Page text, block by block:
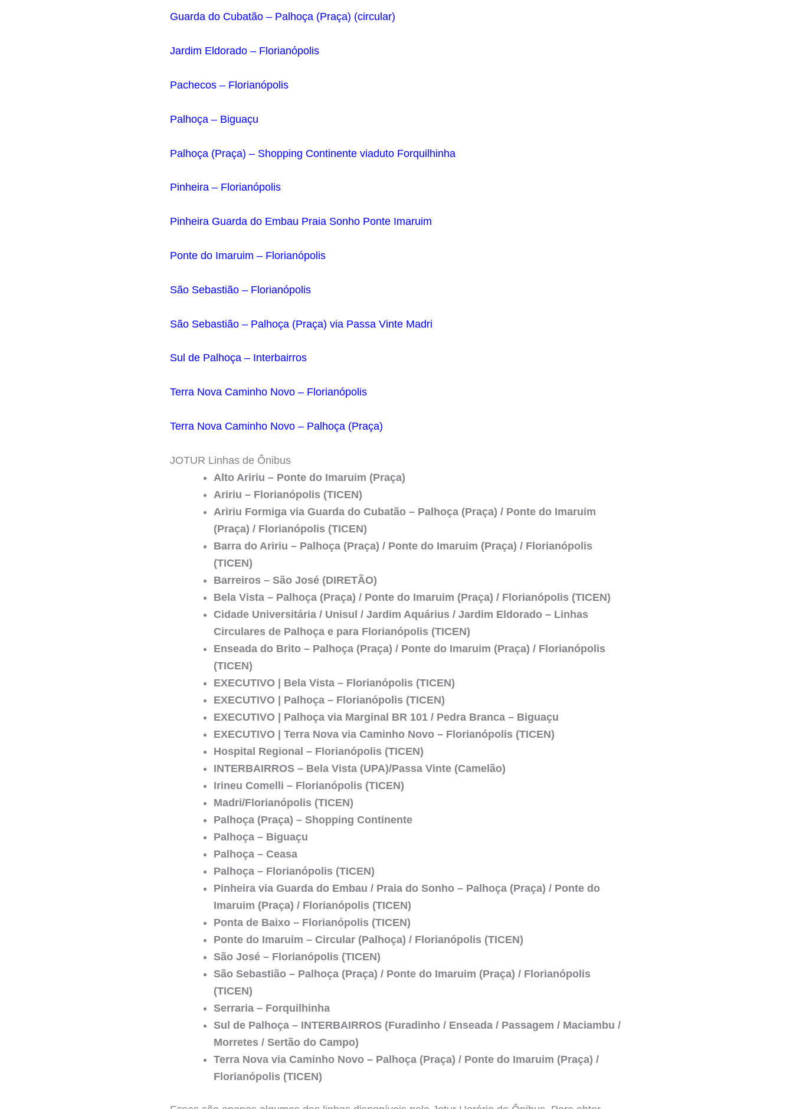
Guarda do Cubatão – Palhoça (Praça) (circular)
Jardim Eldorado – Florianópolis
Pachecos – Florianópolis
Palhoça – Biguaçu
Palhoça (Praça) – Shopping Continente viaduto Forquilhinha
Pinheira – Florianópolis
Pinheira Guarda do Embau Praia Sonho Ponte Imaruim
Ponte do Imaruim – Florianópolis
São Sebastião – Florianópolis
São Sebastião – Palhoça (Praça) via Passa Vinte Madri
Sul de Palhoça – Interbairros
Terra Nova Caminho Novo – Florianópolis
Terra Nova Caminho Novo – Palhoça (Praça)
JOTUR Linhas de Ônibus
Alto Aririu – Ponte do Imaruim (Praça)
Aririu – Florianópolis (TICEN)
Aririu Formiga via Guarda do Cubatão – Palhoça (Praça) / Ponte do Imaruim
(Praça) / Florianópolis (TICEN)
Barra do Aririu – Palhoça (Praça) / Ponte do Imaruim (Praça) / Florianópolis
(TICEN)
Barreiros – São José (DIRETÃO)
Bela Vista – Palhoça (Praça) / Ponte do Imaruim (Praça) / Florianópolis (TICEN)
Cidade Universitária / Unisul / Jardim Aquárius / Jardim Eldorado – Linhas
Circulares de Palhoça e para Florianópolis (TICEN)
Enseada do Brito – Palhoça (Praça) / Ponte do Imaruim (Praça) / Florianópolis
(TICEN)
EXECUTIVO | Bela Vista – Florianópolis (TICEN)
EXECUTIVO | Palhoça – Florianópolis (TICEN)
EXECUTIVO | Palhoça via Marginal BR 101 / Pedra Branca – Biguaçu
EXECUTIVO | Terra Nova via Caminho Novo – Florianópolis (TICEN)
Hospital Regional – Florianópolis (TICEN)
INTERBAIRROS – Bela Vista (UPA)/Passa Vinte (Camelão)
Irineu Comelli – Florianópolis (TICEN)
Madri/Florianópolis (TICEN)
Palhoça (Praça) – Shopping Continente
Palhoça – Biguaçu
Palhoça – Ceasa
Palhoça – Florianópolis (TICEN)
Pinheira via Guarda do Embau / Praia do Sonho – Palhoça (Praça) / Ponte do
Imaruim (Praça) / Florianópolis (TICEN)
Ponta de Baixo – Florianópolis (TICEN)
Ponte do Imaruim – Circular (Palhoça) / Florianópolis (TICEN)
São José – Florianópolis (TICEN)
São Sebastião – Palhoça (Praça) / Ponte do Imaruim (Praça) / Florianópolis
(TICEN)
Serraria – Forquilhinha
Sul de Palhoça – INTERBAIRROS (Furadinho / Enseada / Passagem / Maciambu /
Morretes / Sertão do Campo)
Terra Nova via Caminho Novo – Palhoça (Praça) / Ponte do Imaruim (Praça) /
Florianópolis (TICEN)